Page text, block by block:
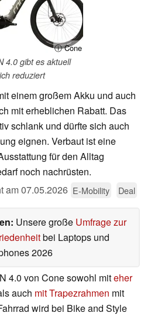
ⓘ Cone
4.0 gibt es aktuell
reduziert
einem großem Akku und auch
mit erheblichen Rabatt. Das
schlank und dürfte sich auch
eignen. Verbaut ist eine
für den Alltag
noch nachrüsten.
am07.05.2026 E-Mobility Deal
Unsere große Umfrage zur
bei Laptops und
2026
4.0 von Cone sowohl miteher
auch mit Trapezrahmen mit
wird bei Bike and Style